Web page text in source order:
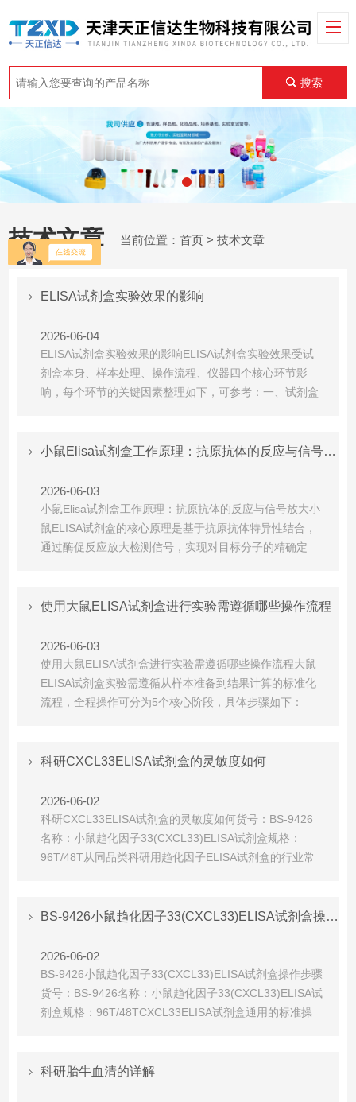
搜索
技术文章 当前位置：首页 > 技术文章
ELISA试剂盒实验效果的影响
2026-06-04
ELISA试剂盒实验效果的影响ELISA试剂盒实验效果受试
剂盒本身、样本处理、操作流程、仪器四个核心环节影
响，每个环节的关键因素整理如下，可参考：‌一、试剂盒
低，低浓度样本测不出来；多抗配对的试剂盒批间差异远 小鼠Elisa试剂盒工作原理：抗原抗体的反应与信号放大
2026-06-03
小鼠Elisa试剂盒工作原理：抗原抗体的反应与信号放大小
鼠ELISA试剂盒的核心原理是基于抗原抗体特异性结合，
通过酶促反应放大检测信号，实现对目标分子的精确定
与抗体之间高度专一的结合反应：先将已知的抗原或抗体
使用大鼠ELISA试剂盒进行实验需遵循哪些操作流程
2026-06-03
使用大鼠ELISA试剂盒进行实验需遵循哪些操作流程大鼠
ELISA试剂盒实验需遵循‌从样本准备到结果计算‌的标准化
流程，全程操作可分为5个核心阶段，具体步骤如下：
钟，取上清检测;血浆‌：推荐EDTA-Na₂抗凝，采集后30分
科研CXCL33ELISA试剂盒的灵敏度如何
2026-06-02
科研CXCL33ELISA试剂盒的灵敏度如何货号：BS-9426
名称：小鼠趋化因子33(CXCL33)ELISA试剂盒规格：
96T/48T从同品类科研用趋化因子ELISA试剂盒的行业常
10pg/mL，可满足常规科研样本的定量检测需求。高灵
BS-9426小鼠趋化因子33(CXCL33)ELISA试剂盒操作步骤
2026-06-02
BS-9426小鼠趋化因子33(CXCL33)ELISA试剂盒操作步骤
货号：BS-9426名称：小鼠趋化因子33(CXCL33)ELISA试
剂盒规格：96T/48TCXCL33ELISA试剂盒通用的标准操
（20-25℃）‌平衡，浓缩洗涤液按照说明书比例用...
科研胎牛血清的详解